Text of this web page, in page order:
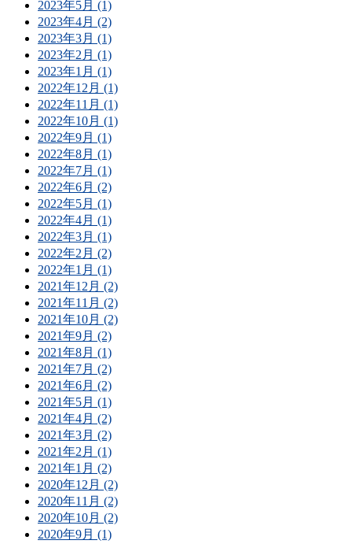
2023年5月 (1)
2023年4月 (2)
2023年3月 (1)
2023年2月 (1)
2023年1月 (1)
2022年12月 (1)
2022年11月 (1)
2022年10月 (1)
2022年9月 (1)
2022年8月 (1)
2022年7月 (1)
2022年6月 (2)
2022年5月 (1)
2022年4月 (1)
2022年3月 (1)
2022年2月 (2)
2022年1月 (1)
2021年12月 (2)
2021年11月 (2)
2021年10月 (2)
2021年9月 (2)
2021年8月 (1)
2021年7月 (2)
2021年6月 (2)
2021年5月 (1)
2021年4月 (2)
2021年3月 (2)
2021年2月 (1)
2021年1月 (2)
2020年12月 (2)
2020年11月 (2)
2020年10月 (2)
2020年9月 (1)